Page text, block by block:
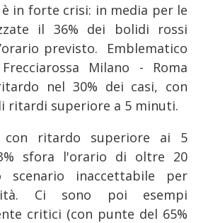
è in forte crisi: in media per le
il 36% dei bolidi rossi
previsto. Emblematico
Milano - Roma
nel 30% dei casi, con
ritardi superiore a 5 minuti.
ritardo superiore ai 5
sfora l'orario di oltre 20
scenario inaccettabile per
Ci sono poi esempi
critici (con punte del 65%